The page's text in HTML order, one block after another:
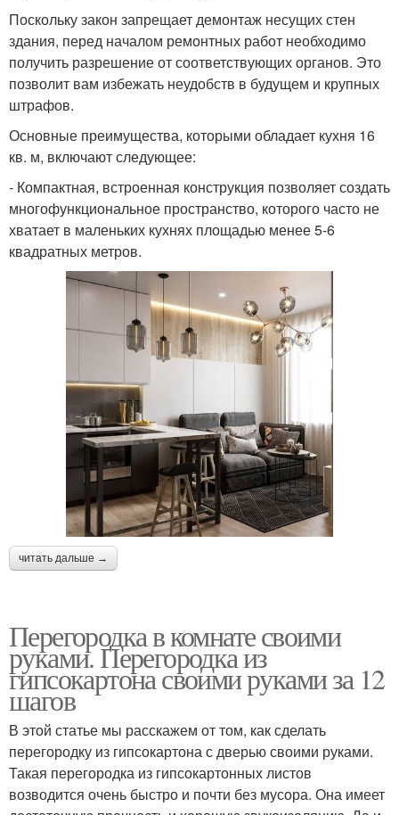
Поскольку закон запрещает демонтаж несущих стен
здания, перед началом ремонтных работ необходимо
получить разрешение от соответствующих органов. Это
позволит вам избежать неудобств в будущем и крупных
штрафов.
Основные преимущества, которыми обладает кухня 16
кв. м, включают следующее:
- Компактная, встроенная конструкция позволяет создать
многофункциональное пространство, которого часто не
хватает в маленьких кухнях площадью менее 5-6
квадратных метров.
читать дальше →
Перегородка в комнате своими
руками. Перегородка из
гипсокартона своими руками за 12
шагов
В этой статье мы расскажем от том, как сделать
перегородку из гипсокартона с дверью своими руками.
Такая перегородка из гипсокартонных листов
возводится очень быстро и почти без мусора. Она имеет